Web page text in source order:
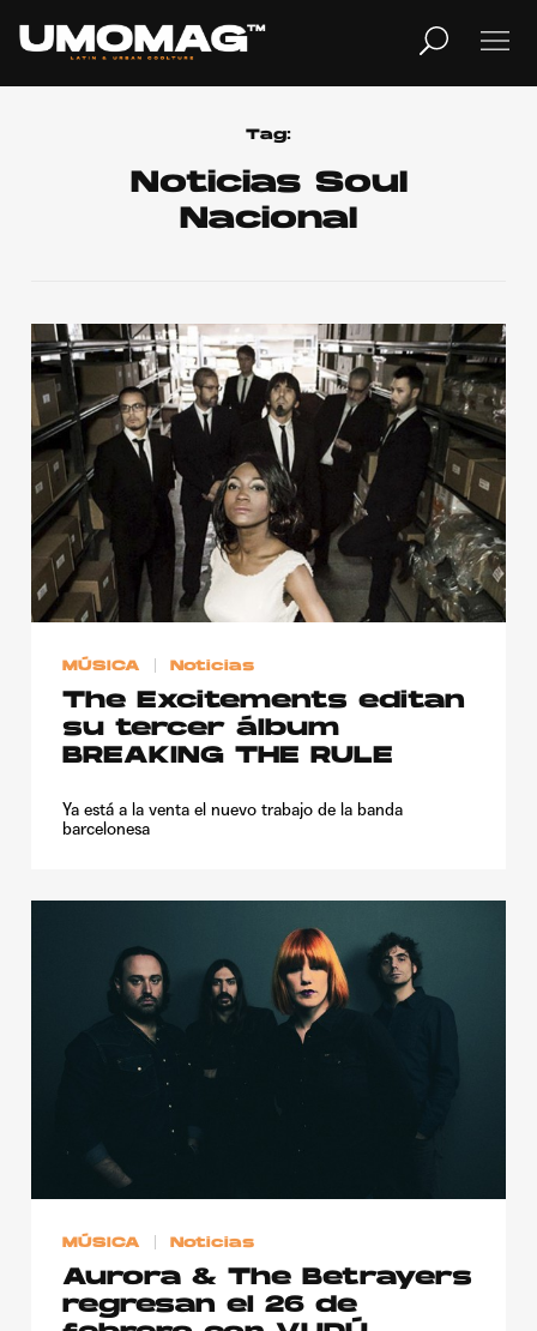
TV
Home
Cover Story
Publicidad
Contacto
© 2015-2022 UMOMAG. PROPIEDAD DE UMO agency. TODOS LOS
Tag:
Noticias Soul
Nacional
MÚSICA Noticias
The Excitements editan
su tercer álbum
BREAKING THE RULE
Ya está a la venta el nuevo trabajo de la banda
barcelonesa
MÚSICA Noticias
Aurora & The Betrayers
regresan el 26 de